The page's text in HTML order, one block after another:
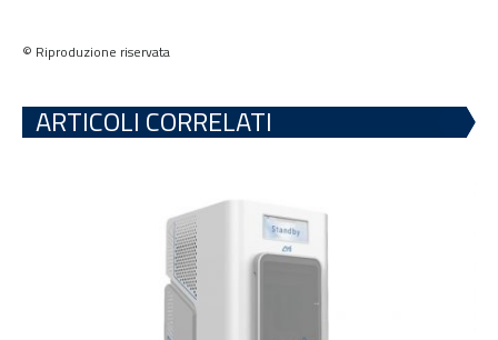
© Riproduzione riservata
ARTICOLI CORRELATI